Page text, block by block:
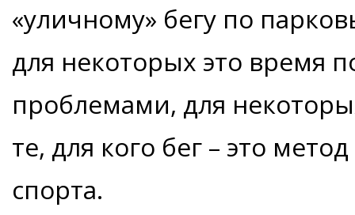
«уличному» бегу по
для некоторых это время
проблемами, для
те, для кого бег – это
спорта.